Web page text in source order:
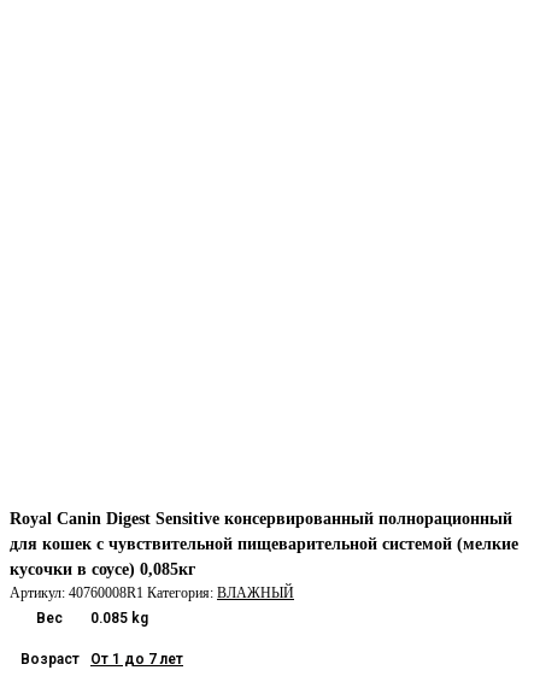
Royal Canin Digest Sensitive консервированный полнорационный
для кошек с чувствительной пищеварительной системой (мелкие
кусочки в соусе) 0,085кг
Артикул: 40760008R1 Категория: ВЛАЖНЫЙ
Вес
0.085 kg
Возраст От 1 до 7 лет